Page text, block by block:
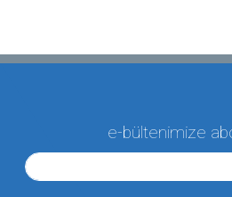
e-bültenimize